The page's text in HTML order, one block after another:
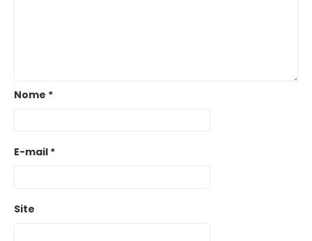
Nome *
E-mail *
Site